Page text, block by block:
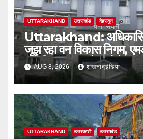
UTTARAKHAND उत्तराखंड देहरादून
Uttarakhand:
जूझ रहा वन विकास निगम,
अतिरिक्त प्रभार के भरोसे
AUG 8, 2026 शंखनादइंडिया
UTTARAKHAND उत्तरकाशी उत्तराखंड